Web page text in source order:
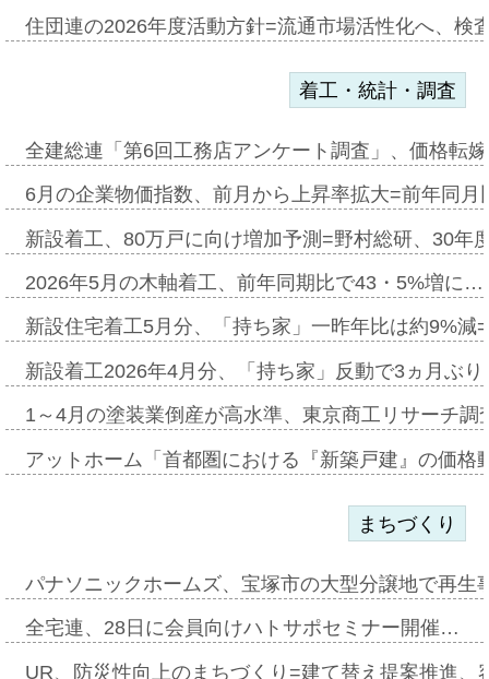
住団連の2026年度活動方針=流通市場活性化へ、検
着工・統計・調査
全建総連「第6回工務店アンケート調査」、価格転
6月の企業物価指数、前月から上昇率拡大=前年同
新設着工、80万戸に向け増加予測=野村総研、30年
2026年5月の木軸着工、前年同期比で43・5%増に…
新設住宅着工5月分、「持ち家」一昨年比は約9%
新設着工2026年4月分、「持ち家」反動で3ヵ月ぶ
1～4月の塗装業倒産が高水準、東京商工リサーチ
アットホーム「首都圏における『新築戸建』の価
まちづくり
パナソニックホームズ、宝塚市の大型分譲地で再
全宅連、28日に会員向けハトサポセミナー開催…
UR、防災性向上のまちづくり=建て替え提案推進